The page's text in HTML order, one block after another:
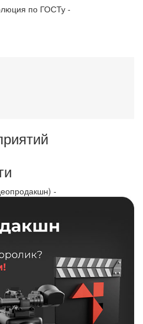
по ГОСТу -
-